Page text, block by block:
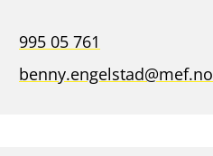
995 05 761
benny.engelstad@mef.no